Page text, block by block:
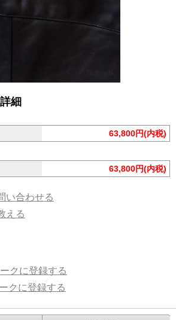
細
63,800円(内税)
63,800円(内税)
い合わせる
える
クに登録する
クに登録する